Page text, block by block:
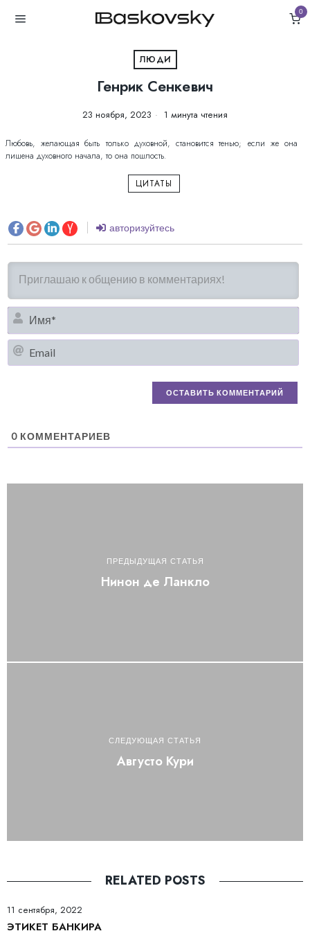
0
ЛЮДИ
Генрик Сенкевич
23 ноября, 2023 1 минута чтения
Любовь, желающая быть только духовной, становится тенью; если же она
лишена духовного начала, то она пошлость.
ЦИТАТЫ
авторизуйтесь
0 КОММЕНТАРИЕВ
ПРЕДЫДУЩАЯ СТАТЬЯ
Нинон де Ланкло
СЛЕДУЮЩАЯ СТАТЬЯ
Августо Кури
RELATED POSTS
11 сентября, 2022
ЭТИКЕТ БАНКИРА